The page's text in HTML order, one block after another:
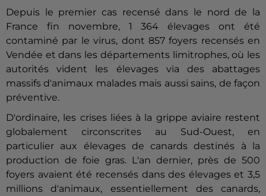
Depuis le premier cas recensé dans le nord de la
France fin novembre, 1 364 élevages ont été
contaminé par le virus, dont 857 foyers recensés en
Vendée et dans les départements limitrophes, où les
autorités vident les élevages via des abattages
massifs d'animaux malades mais aussi sains, de façon
préventive.
D'ordinaire, les crises liées à la grippe aviaire restent
globalement circonscrites au Sud-Ouest, en
particulier aux élevages de canards destinés à la
production de foie gras. L'an dernier, près de 500
foyers avaient été recensés dans des élevages et 3,5
millions d'animaux, essentiellement des canards,